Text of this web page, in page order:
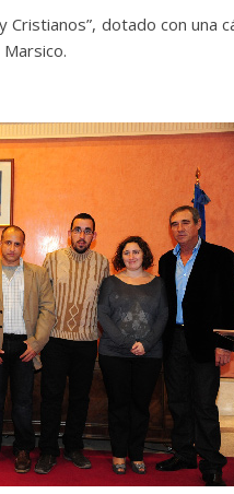
dotado con una